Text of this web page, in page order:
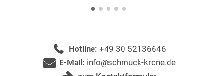
Hotline: +49 30 52136646
E-Mail: info@schmuck-krone.de